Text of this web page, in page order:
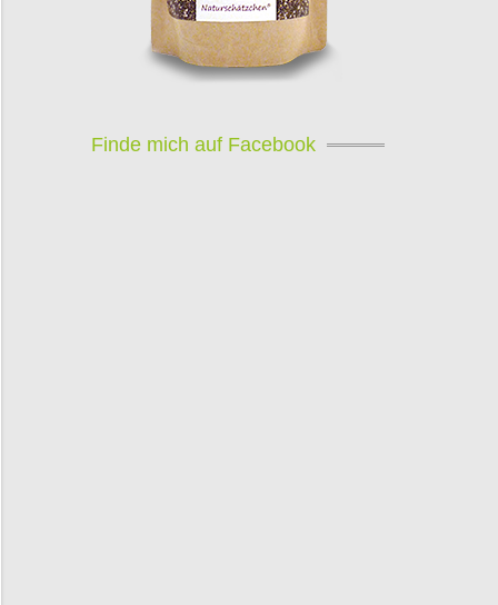
Finde mich auf Facebook